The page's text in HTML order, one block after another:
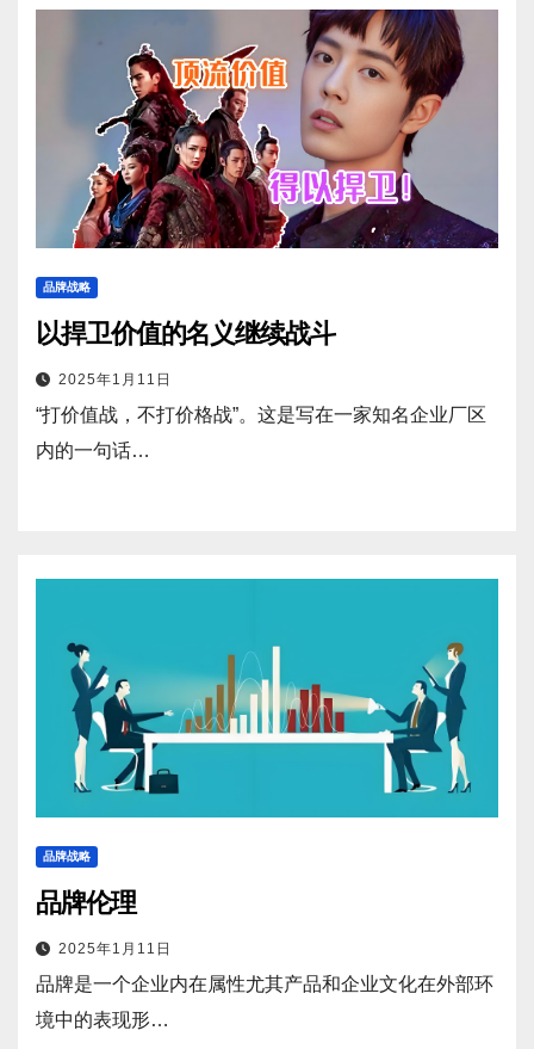
品牌战略
以捍卫价值的名义继续战斗
2025年1月11日
“打价值战，不打价格战”。这是写在一家知名企业厂区
内的一句话…
品牌战略
品牌伦理
2025年1月11日
品牌是一个企业内在属性尤其产品和企业文化在外部环
境中的表现形…